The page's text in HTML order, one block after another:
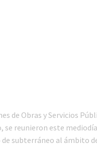
de Obras y Servicios
se reunieron este
subterráneo al ámbito